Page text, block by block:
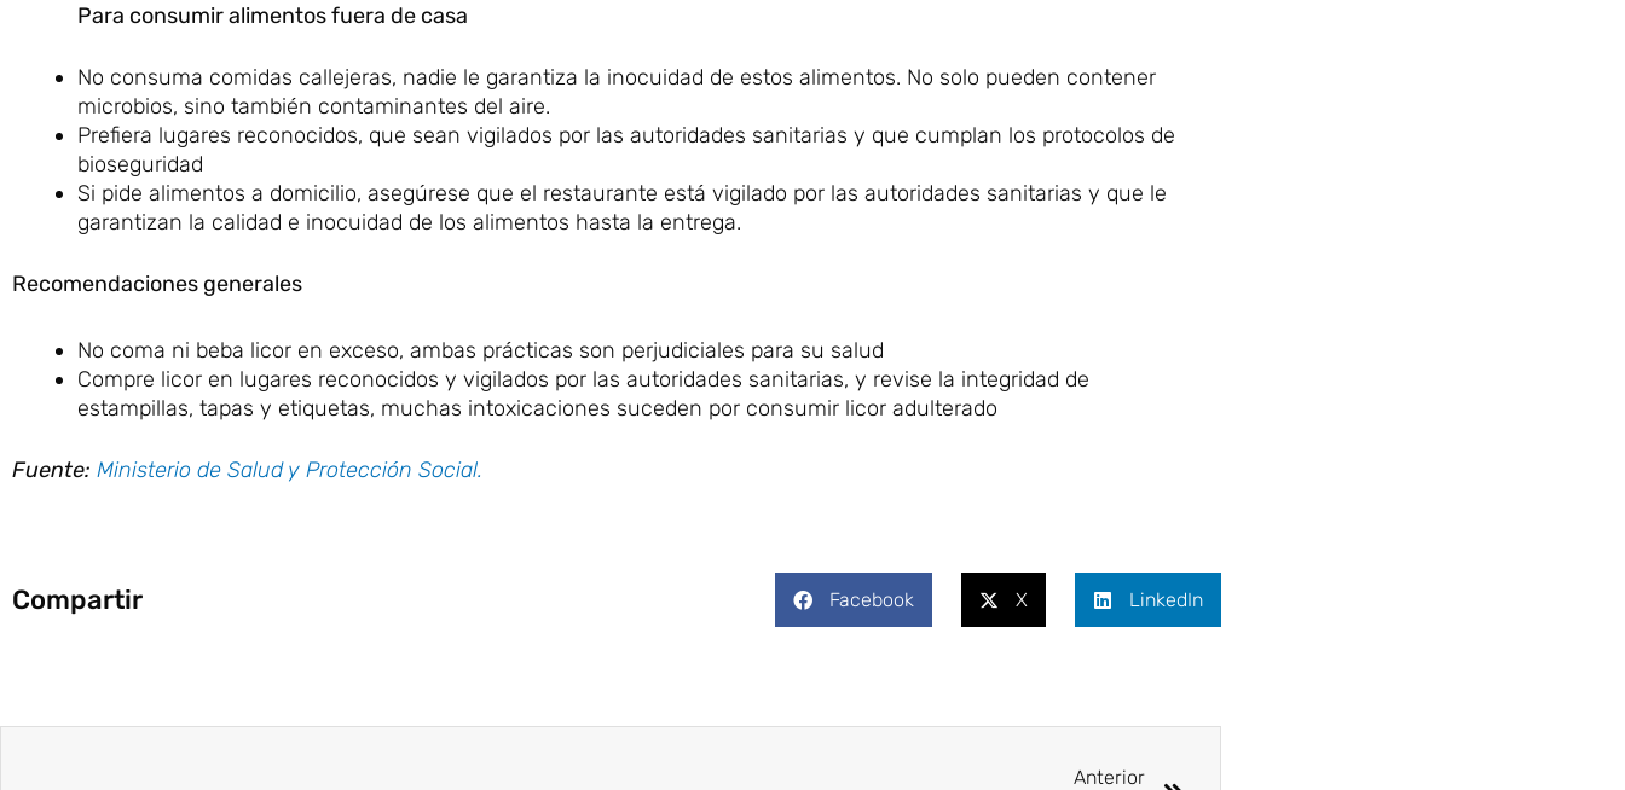
Para consumir alimentos fuera de casa
No consuma comidas callejeras, nadie le garantiza la inocuidad de estos alimentos. No solo pueden contener
microbios, sino también contaminantes del aire.
Prefiera lugares reconocidos, que sean vigilados por las autoridades sanitarias y que cumplan los protocolos de
bioseguridad
Si pide alimentos a domicilio, asegúrese que el restaurante está vigilado por las autoridades sanitarias y que le
garantizan la calidad e inocuidad de los alimentos hasta la entrega.
Recomendaciones generales
No coma ni beba licor en exceso, ambas prácticas son perjudiciales para su salud
Compre licor en lugares reconocidos y vigilados por las autoridades sanitarias, y revise la integridad de
estampillas, tapas y etiquetas, muchas intoxicaciones suceden por consumir licor adulterado
Fuente: Ministerio de Salud y Protección Social.
Compartir Facebook X LinkedIn
Anterior